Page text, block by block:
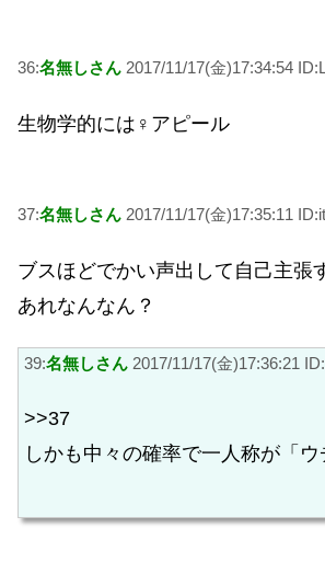
36:名無しさん 2017/11/17(金)17:34:54
生物学的には♀アピール
37:名無しさん 2017/11/17(金)17:35:11
ブスほどでかい声出して自己主張
あれなんなん？
39:名無しさん 2017/11/17(金)17:36:21
>>37
しかも中々の確率で一人称が「ウ